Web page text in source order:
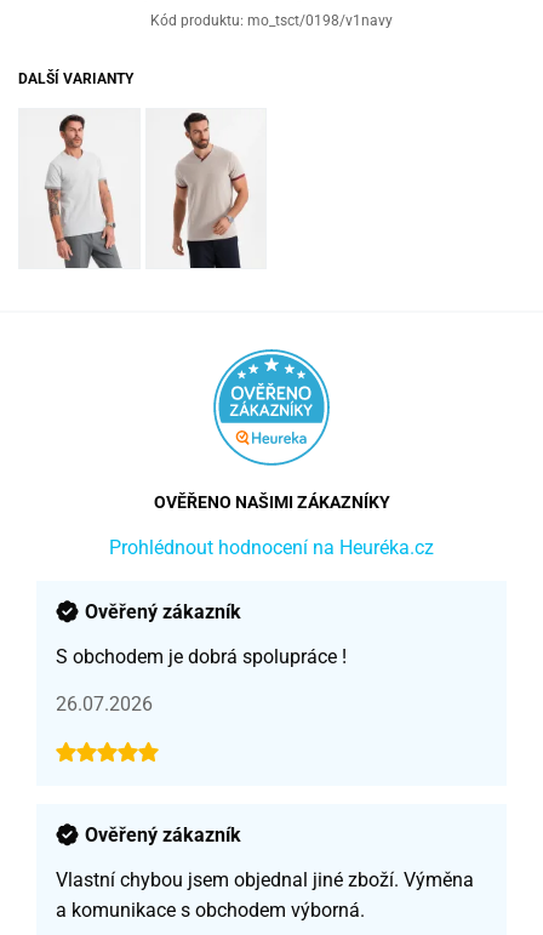
Kód produktu: mo_tsct/0198/v1navy
DALŠÍ VARIANTY
OVĚŘENO NAŠIMI ZÁKAZNÍKY
Prohlédnout hodnocení na Heuréka.cz
Ověřený zákazník
S obchodem je dobrá spolupráce !
26.07.2026
Ověřený zákazník
Vlastní chybou jsem objednal jiné zboží. Výměna
a komunikace s obchodem výborná.